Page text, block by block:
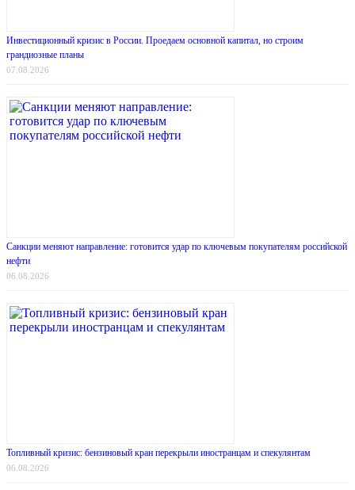
Инвестиционный кризис в России. Проедаем основной капитал, но строим
грандиозные планы
07.08.2026
Санкции меняют направление: готовится удар по ключевым покупателям российской
нефти
06.08.2026
Топливный кризис: бензиновый кран перекрыли иностранцам и спекулянтам
06.08.2026